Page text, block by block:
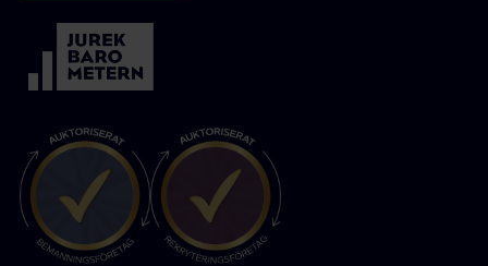
produktutveckling.